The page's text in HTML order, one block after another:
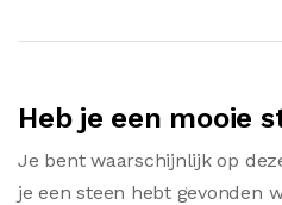
Heb je een mooie
Je bent waarschijnlijk op
je een steen hebt gevonden